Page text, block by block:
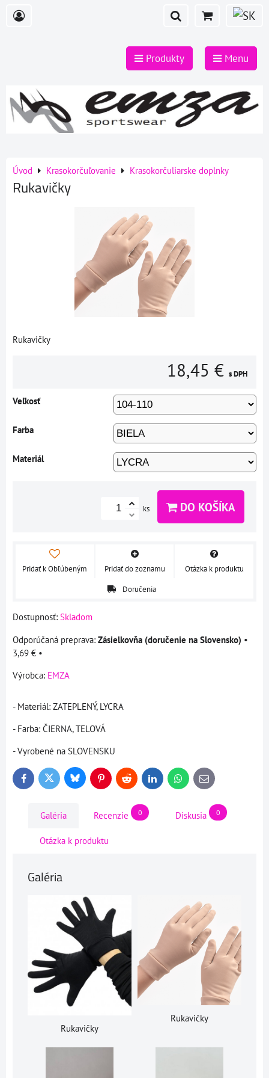
Produkty Menu
Úvod Krasokorčuľovanie Krasokorčuliarske doplnky
Rukavičky
Rukavičky
18,45 € s DPH
Veľkosť
Farba
Materiál
ks DO KOŠÍKA
Pridať k Obľúbeným Pridať do zoznamu
Otázka k produktu
Doručenia
Dostupnosť: Skladom
Zásielkovňa (doručenie na Slovensko) •
3,69 € •
Výrobca: EMZA
- Materiál: ZATEPLENÝ, LYCRA
- Farba: ČIERNA, TELOVÁ
- Vyrobené na SLOVENSKU
FacebookTwitter BlueskyPinterestReddit LinkedInWhatsApp
E-
mail
Galéria Recenzie 0 Diskusia 0
Otázka k produktu
Galéria
Rukavičky
Rukavičky